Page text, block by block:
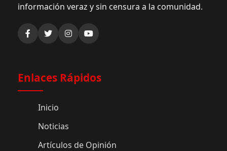
información veraz y sin censura a la comunidad.
Enlaces Rápidos
Inicio
Noticias
Artículos de Opinión